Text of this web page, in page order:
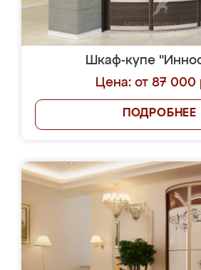
Шкаф-купе
Цена: от 87 000
ПОДРОБНЕЕ